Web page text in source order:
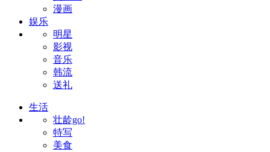
漫画
娱乐
明星
影视
音乐
韩流
送礼
生活
壮龄go!
特写
美食